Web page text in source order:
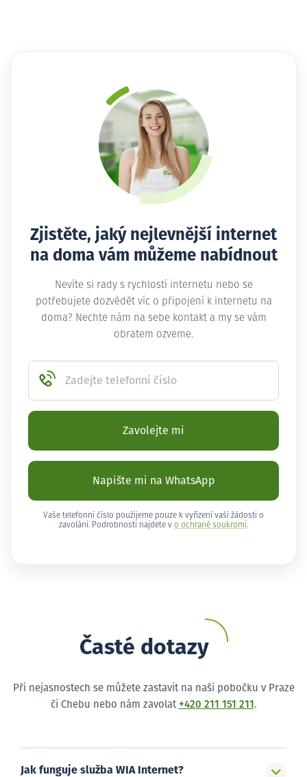
Zjistěte, jaký nejlevnější internet
na doma vám můžeme nabídnout
Nevíte si rady s rychlostí internetu nebo se
potřebujete dozvědět víc o připojení k internetu na
doma? Nechte nám na sebe kontakt a my se vám
obratem ozveme.
Zadejte telefonní číslo
Zavolejte mi
Napište mi na WhatsApp
Vaše telefonní číslo použijeme pouze k vyřízení vaší žádosti o
zavolání. Podrobnosti najdete v o ochraně soukromí .
Časté dotazy
Při nejasnostech se můžete zastavit na naši pobočku v Praze
či Chebu nebo nám zavolat +420 211 151 211 .
Jak funguje služba WIA Internet?